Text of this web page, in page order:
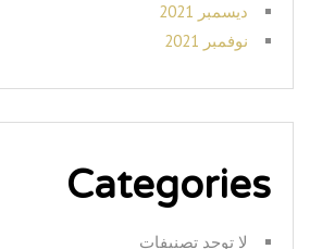
ديسمبر 2021
نوفمبر 2021
Categories
لا توجد تصنيفات